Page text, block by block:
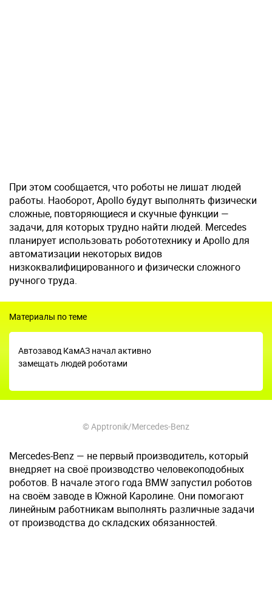
При этом сообщается, что роботы не лишат людей
работы. Наоборот, Apollo будут выполнять физически
сложные, повторяющиеся и скучные функции —
задачи, для которых трудно найти людей. Mercedes
планирует использовать робототехнику и Apollo для
автоматизации некоторых видов
низкоквалифицированного и физически сложного
ручного труда.
Материалы по теме
Автозавод КамАЗ начал активно
замещать людей роботами
© Apptronik/Mercedes-Benz
Mercedes-Benz — не первый производитель, который
внедряет на своё производство человекоподобных
роботов. В начале этого года BMW запустил роботов
на своём заводе в Южной Каролине. Они помогают
линейным работникам выполнять различные задачи
от производства до складских обязанностей.